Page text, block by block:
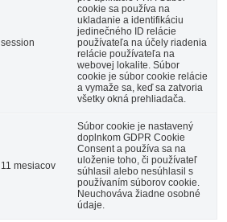
session
cookie sa používa na
ukladanie a identifikáciu
jedinečného ID relácie
používateľa na účely riadenia
relácie používateľa na
webovej lokalite. Súbor
cookie je súbor cookie relácie
a vymaže sa, keď sa zatvoria
všetky okná prehliadača.
11 mesiacov
Súbor cookie je nastavený
doplnkom GDPR Cookie
Consent a používa sa na
uloženie toho, či používateľ
súhlasil alebo nesúhlasil s
používaním súborov cookie.
Neuchováva žiadne osobné
údaje.